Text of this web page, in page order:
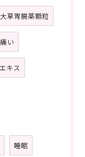
大草胃腸薬顆粒
い
キス
睡眠